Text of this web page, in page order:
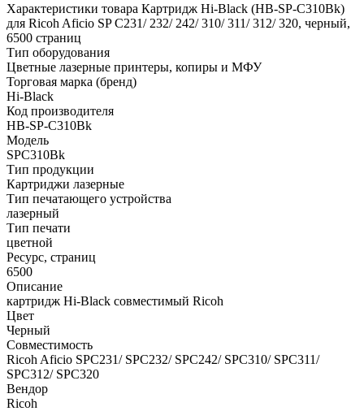
Характеристики товара Картридж Hi-Black (HB-SP-C310Bk)
для Ricoh Aficio SP C231/ 232/ 242/ 310/ 311/ 312/ 320, черный,
6500 страниц
Тип оборудования
Цветные лазерные принтеры, копиры и МФУ
Торговая марка (бренд)
Hi-Black
Код производителя
HB-SP-C310Bk
Модель
SPC310Bk
Тип продукции
Картриджи лазерные
Тип печатающего устройства
лазерный
Тип печати
цветной
Ресурс, страниц
6500
Описание
картридж Hi-Black совместимый Ricoh
Цвет
Черный
Совместимость
Ricoh Aficio SPC231/ SPC232/ SPC242/ SPC310/ SPC311/
SPC312/ SPC320
Вендор
Ricoh